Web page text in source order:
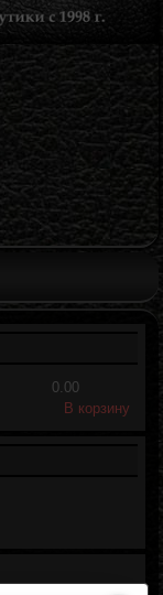
0.00
В корзину